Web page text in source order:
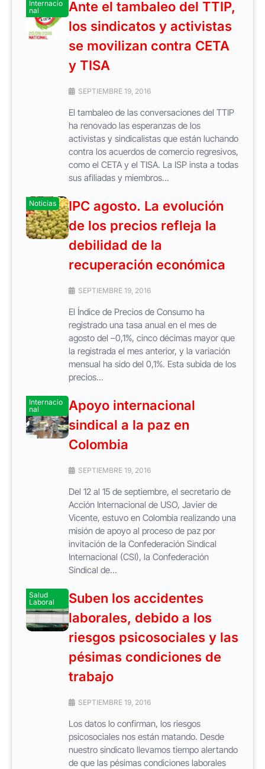
Internacio
nal
Ante el tambaleo del TTIP,
los sindicatos y activistas
se movilizan contra CETA
y TISA
SEPTIEMBRE 19, 2016
El tambaleo de las conversaciones del TTIP
ha renovado las esperanzas de los
activistas y sindicalistas que están luchando
contra los acuerdos de comercio regresivos,
como el CETA y el TISA. La ISP insta a todas
sus afiliadas y miembros...
Noticias
IPC agosto. La evolución
de los precios refleja la
debilidad de la
recuperación económica
SEPTIEMBRE 19, 2016
El Índice de Precios de Consumo ha
registrado una tasa anual en el mes de
agosto del –0,1%, cinco décimas mayor que
la registrada el mes anterior, y la variación
mensual ha sido del 0,1%. Esta subida de los
precios...
Internacio
nal
Apoyo internacional
sindical a la paz en
Colombia
SEPTIEMBRE 19, 2016
Del 12 al 15 de septiembre, el secretario de
Acción Internacional de USO, Javier de
Vicente, estuvo en Colombia realizando una
misión de apoyo al proceso de paz por
invitación de la Confederación Sindical
Internacional (CSI), la Confederación
Sindical de...
Salud
Laboral
Suben los accidentes
laborales, debido a los
riesgos psicosociales y las
pésimas condiciones de
trabajo
SEPTIEMBRE 19, 2016
Los datos lo confirman, los riesgos
psicosociales nos están matando. Desde
nuestro sindicato llevamos tiempo alertando
de que las pésimas condiciones laborales